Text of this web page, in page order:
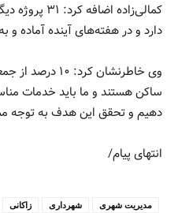
دارد و در هفته‌های آینده آماده و
وی خاطرنشان
ساکن هستند و ما باید خدمات
دهیم و تحقق این هدف به توجه
انتهای پیام/
زاکانی شهرداری مدیریت شهری